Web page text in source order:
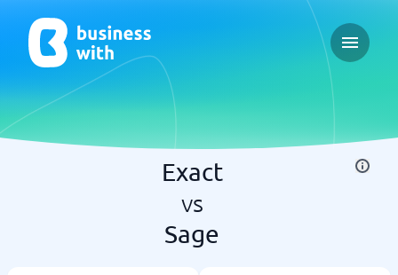
Open
Exact
vs
Sage